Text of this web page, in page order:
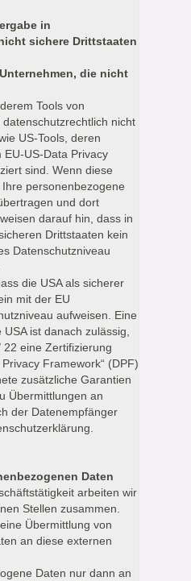
in
sichere Drittstaaten
die nicht
Tools von
datenschutzrechtlich nicht
US-Tools, deren
EU-US-Data Privacy
sind. Wenn diese
Ihre personenbezogene
und dort
darauf hin, dass in
Drittstaaten kein
Datenschutzniveau
die USA als sicherer
mit der EU
aufweisen. Eine
USA ist danach zulässig,
22 eine Zertifizierung
Framework“ (DPF)
zusätzliche Garantien
Übermittlungen an
der Datenempfänger
Daten
arbeiten wir
Stellen zusammen.
Übermittlung von
an diese externen
Daten nur dann an